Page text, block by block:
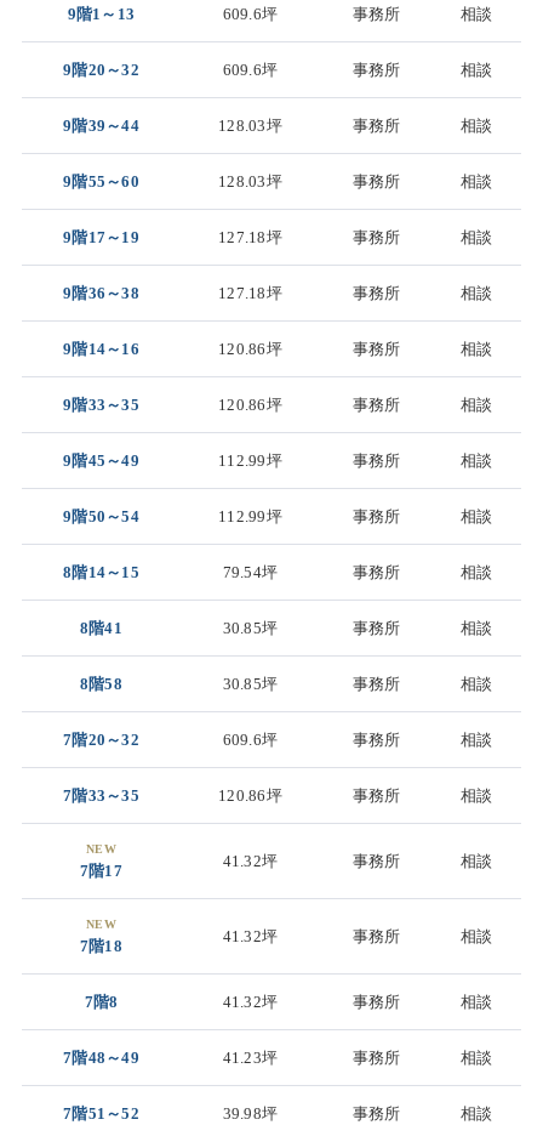
9階1～13 609.6坪 事務所 相談
9階20～32 609.6坪 事務所 相談
9階39～44 128.03坪 事務所 相談
9階55～60 128.03坪 事務所 相談
9階17～19 127.18坪 事務所 相談
9階36～38 127.18坪 事務所 相談
9階14～16 120.86坪 事務所 相談
9階33～35 120.86坪 事務所 相談
9階45～49 112.99坪 事務所 相談
9階50～54 112.99坪 事務所 相談
8階14～15 79.54坪 事務所 相談
8階41 30.85坪 事務所 相談
8階58 30.85坪 事務所 相談
7階20～32 609.6坪 事務所 相談
7階33～35 120.86坪 事務所 相談
NEW
7階17
41.32坪 事務所 相談
NEW
7階18
41.32坪 事務所 相談
7階8 41.32坪 事務所 相談
7階48～49 41.23坪 事務所 相談
7階51～52 39.98坪 事務所 相談